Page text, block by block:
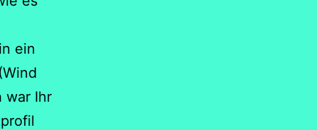
ein
war Ihr